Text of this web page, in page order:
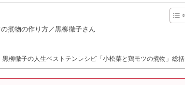
煮物の作り方／黒柳徹子さん
黒柳徹子の人生ベストテンレシピ「小松菜と鶏モツの煮物」総括